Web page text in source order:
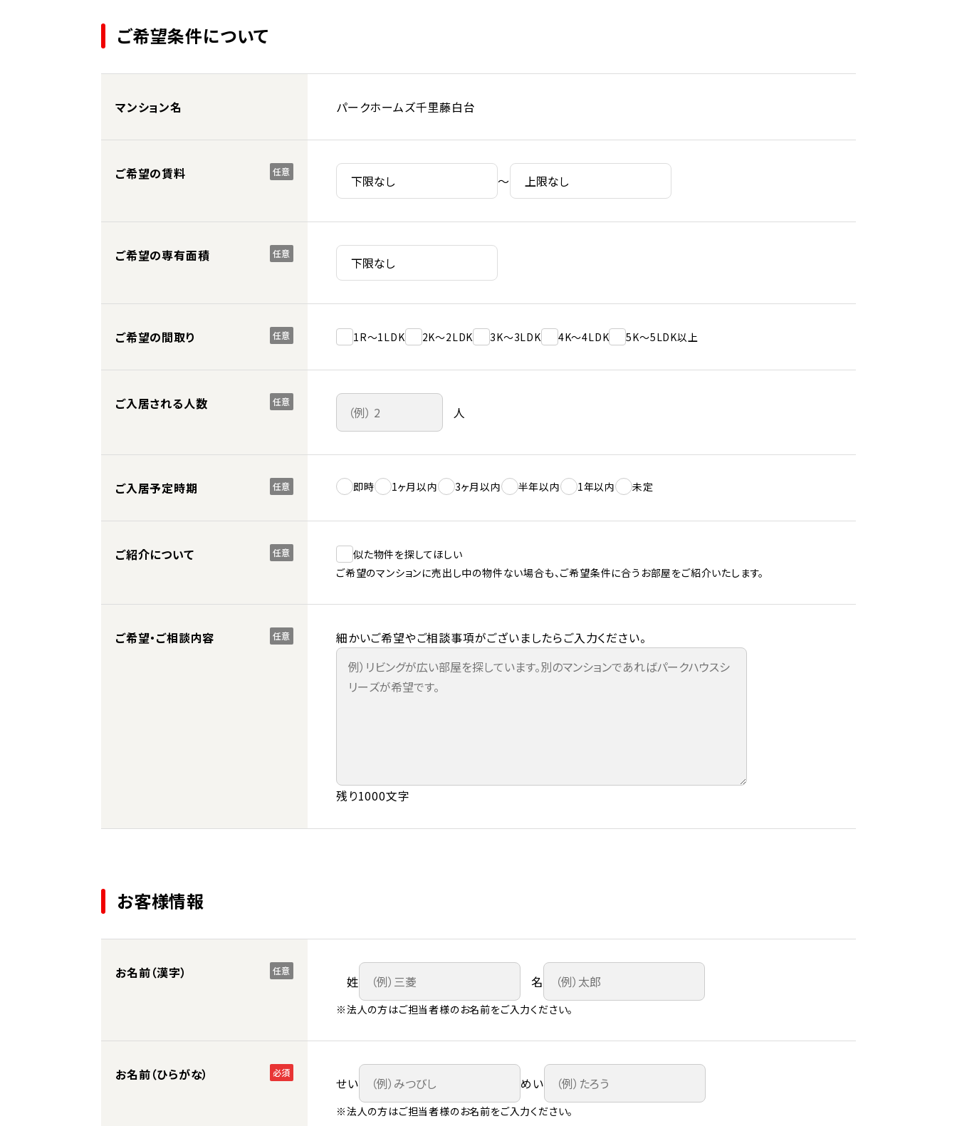
ご希望条件について
マンション名 パークホームズ千里藤白台
ご希望の賃料 任意
～
ご希望の専有面積 任意
ご希望の間取り 任意 1R～1LDK 2K～2LDK 3K～3LDK 4K～4LDK 5K～5LDK以上
ご入居される人数 任意
人
ご入居予定時期 任意 即時 1ヶ月以内 3ヶ月以内 半年以内 1年以内 未定
ご紹介について 任意
似た物件を探してほしい
ご希望のマンションに売出し中の物件ない場合も、ご希望条件に合うお部屋をご紹介いたします。
ご希望・ご相談内容 任意 細かいご希望やご相談事項がございましたらご入力ください。
残り1000文字
お客様情報
お名前（漢字） 任意
姓 名
※法人の方はご担当者様のお名前をご入力ください。
お名前（ひらがな） 必須
せい めい
※法人の方はご担当者様のお名前をご入力ください。